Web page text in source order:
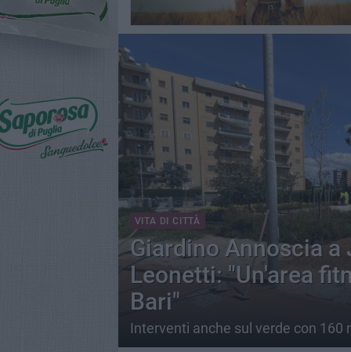
VITA DI CITTÀ
Giardino Annoscia
Leonetti: "Un'area
Bari"
Interventi anche sul verde con 160